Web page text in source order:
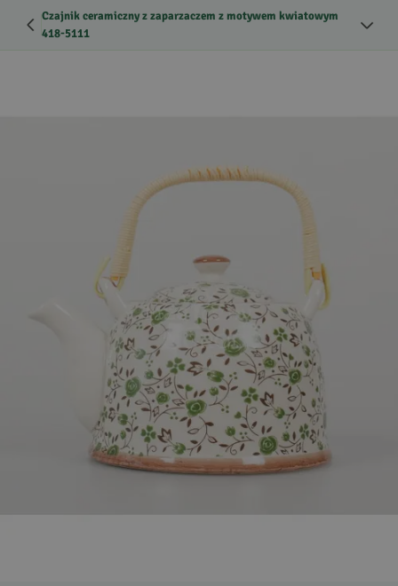
Czajnik ceramiczny z zaparzaczem z motywem kwiatowym
418-5111